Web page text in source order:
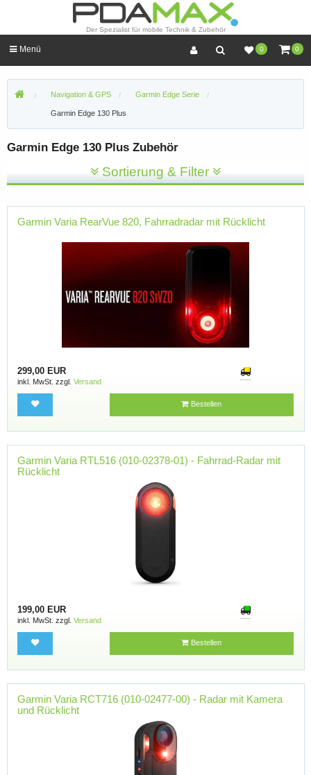
Der Spezialist für mobile Technik & Zubehör
0 0
Menü
Navigation & GPS Garmin Edge Serie
Garmin Edge 130 Plus
Garmin Edge 130 Plus Zubehör
Sortierung & Filter
Garmin Varia RearVue 820, Fahrradradar mit Rücklicht
299,00 EUR
inkl. MwSt. zzgl. Versand
Bestellen
Garmin Varia RTL516 (010-02378-01) - Fahrrad-Radar mit
Rücklicht
199,00 EUR
inkl. MwSt. zzgl. Versand
Bestellen
Garmin Varia RCT716 (010-02477-00) - Radar mit Kamera
und Rücklicht